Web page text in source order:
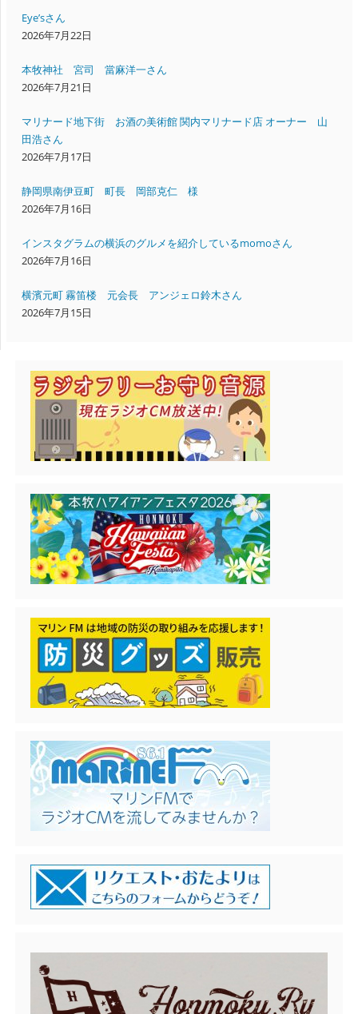
Eye’sさん
2026年7月22日
本牧神社 宮司 當麻洋一さん
2026年7月21日
マリナード地下街 お酒の美術館 関内マリナード店 オーナー 山
田浩さん
2026年7月17日
静岡県南伊豆町 町長 岡部克仁 様
2026年7月16日
インスタグラムの横浜のグルメを紹介しているmomoさん
2026年7月16日
横濱元町 霧笛楼 元会長 アンジェロ鈴木さん
2026年7月15日